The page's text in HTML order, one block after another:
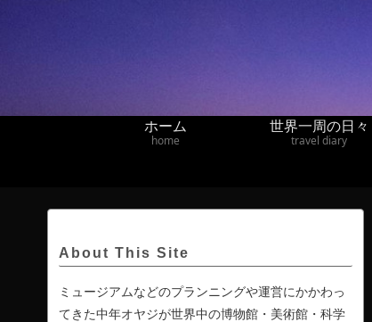
ホーム
home
世界一周の日々
travel diary
About This Site
ミュージアムなどのプランニングや運営にかかわっ
てきた中年オヤジが世界中の博物館・美術館・科学